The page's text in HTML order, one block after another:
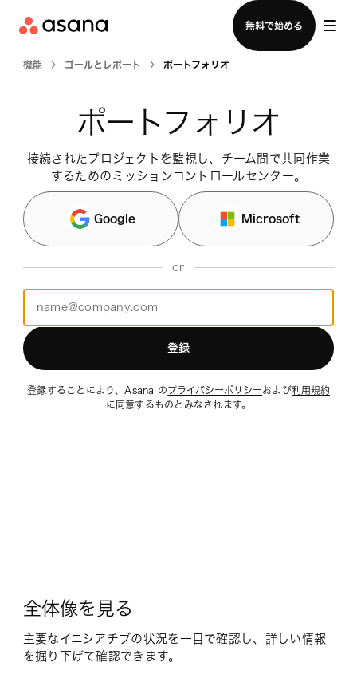
無料で始める
セールスチームに問い合わせる
機能 ゴールとレポート ポートフォリオ
ポートフォリオ
接続されたプロジェクトを監視し、チーム間で共同作業
するためのミッションコントロールセンター。
Google Microsoft
or
登録
登録することにより、Asana のプライバシーポリシーおよび利用規約
に同意するものとみなされます。
全体像を見る
主要なイニシアチブの状況を一目で確認し、詳しい情報
を掘り下げて確認できます。